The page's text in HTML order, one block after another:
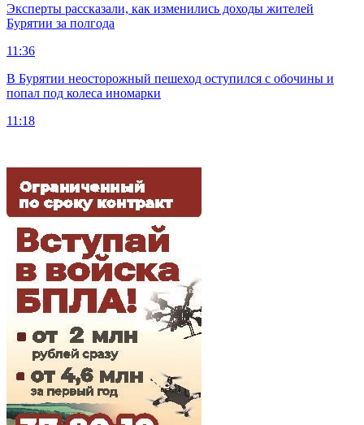
Эксперты рассказали, как изменились доходы жителей
Бурятии за полгода
11:36
В Бурятии неосторожный пешеход оступился с обочины и
попал под колеса иномарки
11:18